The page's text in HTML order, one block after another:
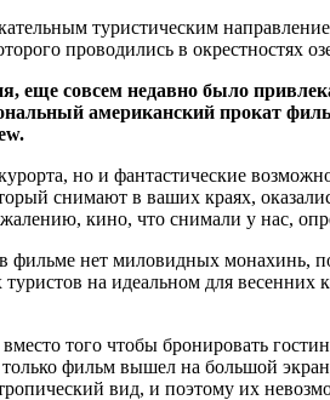
туристическим
проводились в окрестностях
еще совсем недавно было
американский прокат
но и фантастические
снимают в ваших краях,
кино, что снимали у нас,
фильме нет миловидных
на идеальном для весенних
того чтобы бронировать
фильм вышел на большой
вид, и поэтому их